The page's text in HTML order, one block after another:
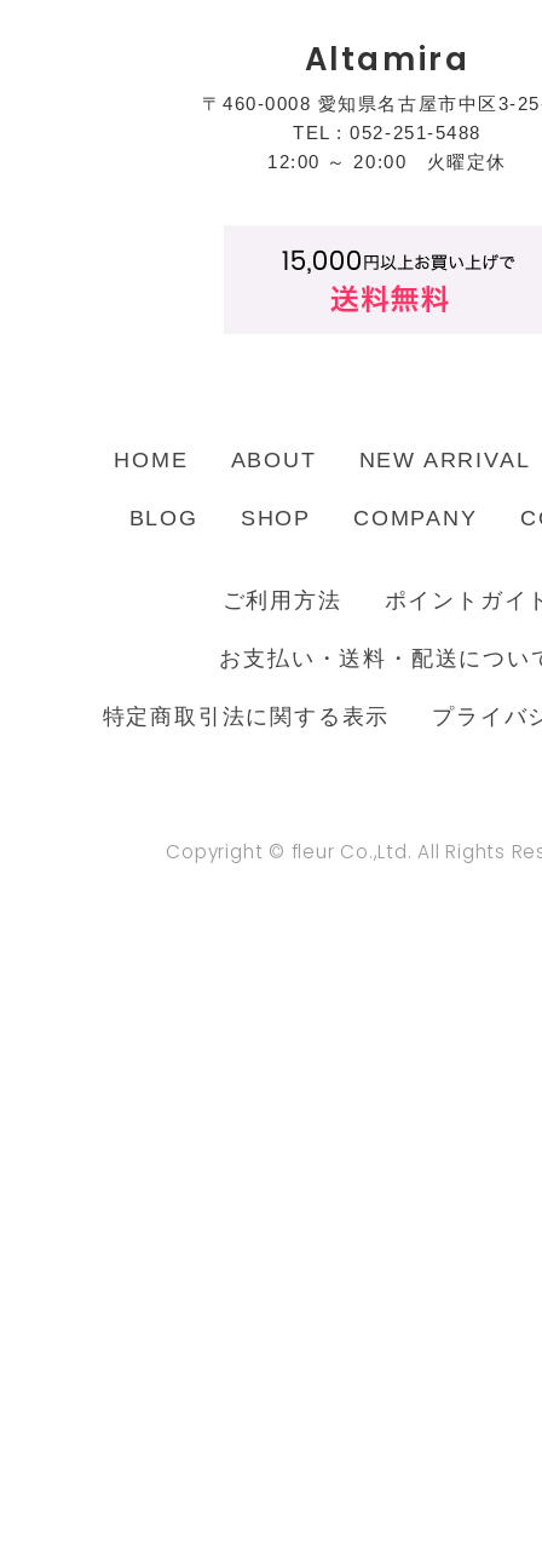
Altamira
〒460-0008 愛知県名古屋市中区3-
TEL : 052-251-5488
12:00 ～ 20:00 火曜定休
HOME ABOUT NEW ARRIVAL
BLOG SHOP COMPANY
ご利用方法 ポイントガイ
お支払い・送料・配送につい
特定商取引法に関する表示 プライバ
Copyright © fleur Co.,Ltd. All Rights